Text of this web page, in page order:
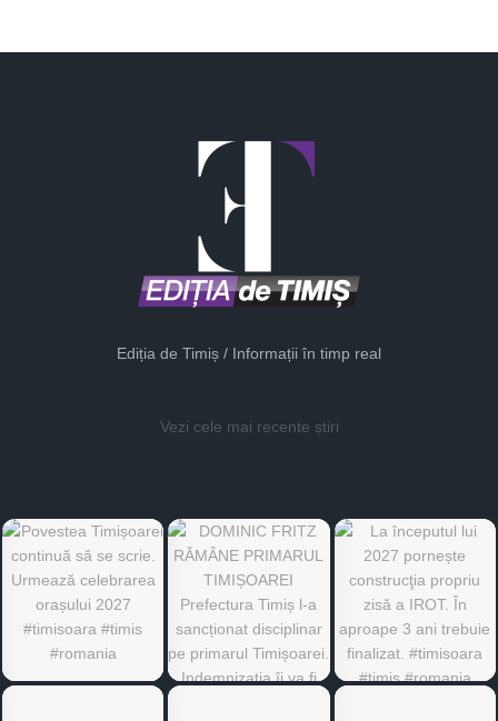
Ediția de Timiș / Informații în timp real
Vezi cele mai recente știri